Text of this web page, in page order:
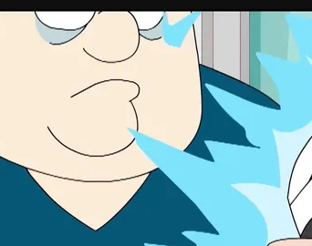
+7 (727) 323 10 92
соглашение
Политика